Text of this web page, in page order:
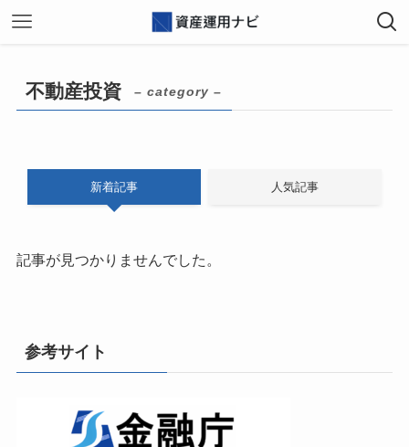
不動産投資 – category –
新着記事 人気記事
記事が見つかりませんでした。
参考サイト